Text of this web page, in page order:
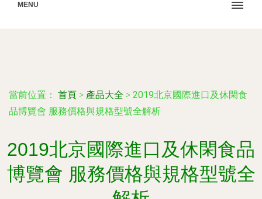
MENU
當前位置： 首頁 > 產品大全 > 2019北京國際進口及休閑食
品博覽會 服務價格與規格型號全解析
2019北京國際進口及休閑食品
博覽會 服務價格與規格型號全